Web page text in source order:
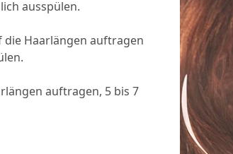
ausspülen.
die Haarlängen auftragen
auftragen, 5 bis 7